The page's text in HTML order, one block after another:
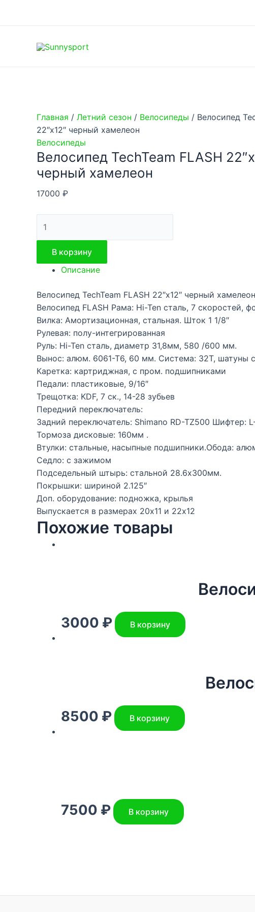
Главная / Летний сезон / Велосипеды / Велосипед
22″х12″ черный хамелеон
Велосипеды
Велосипед TechTeam FLASH
черный хамелеон
17000 ₽
товара
TechTeam
FLASH
черный
хамелеон
В корзину
Описание
Велосипед TechTeam FLASH 22″х12″ черный хамелеон
Велосипед FLASH Рама: Hi-Ten сталь, 7 скоростей,
Вилка: Амортизационная, стальная. Шток 1 1/8″
Рулевая: полу-интегрированная
Руль: Hi-Ten сталь, диаметр 31,8мм, 580 /600 мм.
Вынос: алюм. 6061-Т6, 60 мм. Система: 32Т, шатуны
Каретка: картриджная, с пром. подшипниками
Педали: пластиковые, 9/16″
Трещотка: KDF, 7 ск., 14-28 зубьев
Передний переключатель:
Задний переключатель: Shimano RD-TZ500 Шифтер:
Тормоза дисковые: 160мм .
Втулки: стальные, насыпные подшипники.Обода:
Седло: с зажимом
Подседельный штырь: стальной 28.6х300мм.
Покрышки: шириной 2.125″
Доп. оборудование: подножка, крылья
Выпускается в размерах 20х11 и 22х12
Похожие товары
3000 ₽ В корзину
8500 ₽ В корзину
7500 ₽ В корзину